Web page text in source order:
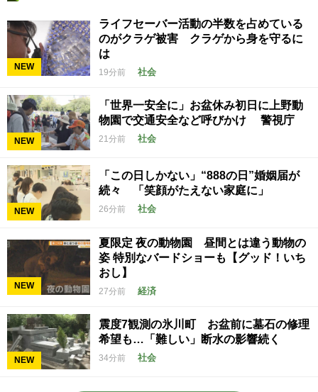
NEW
ライフセーバー活動の半数を占めている
のがクラゲ被害 クラゲから身を守るに
は
19分前 社会
NEW
「世界一安全に」お盆休み初日に上野動
物園で交通安全など呼びかけ 警視庁
21分前 社会
NEW
「この日しかない」“888の日”婚姻届が
続々 「笑顔がたえない家庭に」
26分前 社会
NEW
夏限定 夜の動物園 昼間とは違う動物の
姿 特別なバードショーも【グッド！いち
おし】
27分前 経済
NEW
震度7観測の氷川町 お盆前に墓石の修理
希望も…「難しい」断水の影響続く
34分前 社会